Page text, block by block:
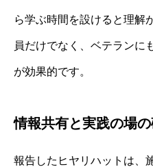
ら学ぶ時間を設けると理解
員だけでなく、ベテランに
が効果的です。
情報共有と実践の場
報告したヒヤリハットは、